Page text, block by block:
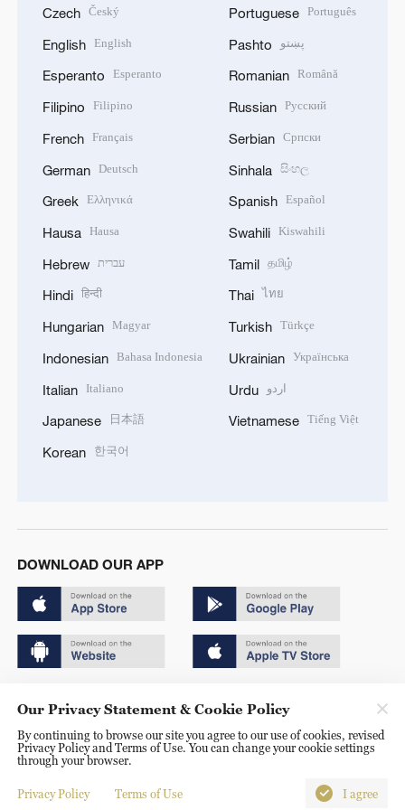
Czech Český
English English
Esperanto Esperanto
Filipino Filipino
French Français
German Deutsch
Greek Ελληνικά
Hausa Hausa
Hebrew עברית
Hindi हिन्दी
Hungarian Magyar
Indonesian Bahasa Indonesia
Italian Italiano
Japanese 日本語
Korean 한국어
Portuguese Português
Pashto پښتو
Romanian Română
Russian Русский
Serbian Српски
Sinhala සිංහල
Spanish Español
Swahili Kiswahili
Tamil தமிழ்
Thai ไทย
Turkish Türkçe
Ukrainian Українська
Urdu اردو
Vietnamese Tiếng Việt
DOWNLOAD OUR APP
京ICP备20000184号
京公网安备 11010502050052号
Disinformation report hotline: 010-85061466
Our Privacy Statement & Cookie Policy
By continuing to browse our site you agree to our use of cookies, revised
Privacy Policy and Terms of Use. You can change your cookie settings
through your browser.
Privacy Policy Terms of Use I agree